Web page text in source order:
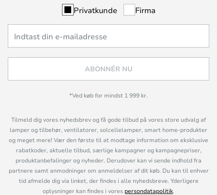
Privatkunde Firma
ABONNÉR NU
*Ved køb for mindst 1 999 kr.
Tilmeld dig vores nyhedsbrev og få gode tilbud på vores store udvalg af
lamper og tilbehør, ventilatorer, solcellelamper, smart home-produkter
og meget mere! Vær den første til at modtage information om eksklusive
rabatkoder, aktuelle tilbud, særlige kampagner og kampagnepriser,
produktanbefalinger og nyheder. Derudover kan vi sende indhold fra
partnere samt anmodninger om anmeldelser af dit køb. Du kan til enhver
tid afmelde dig via linket, der findes i alle nyhedsbreve. Yderligere
oplysninger kan findes i vores persondatapolitik.